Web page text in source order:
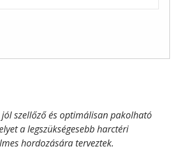
jól szellőző és optimálisan pakolható
a legszükségesebb harctéri
hordozására terveztek.